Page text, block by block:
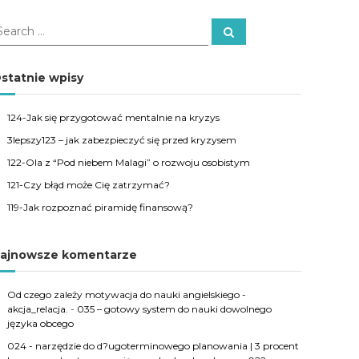
S
wpisy
124-Jak się przygotować mentalnie na kryzys
3lepszy123 – jak zabezpieczyć się przed kryzysem
122-Ola z “Pod niebem Malagi” o rozwoju osobistym
121-Czy błąd może Cię zatrzymać?
119-Jak rozpoznać piramidę finansową?
komentarze
Od czego zależy motywacja do nauki angielskiego -
akcja_relacja. - 035 – gotowy system do nauki dowolnego
języka obcego
024 - narzędzie do d?ugoterminowego planowania | 3 procent